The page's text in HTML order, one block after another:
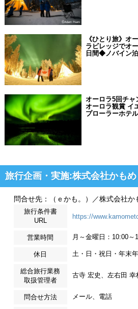
《ひとり旅》オ
ラビレッジでオ
日間◆ノバイン
オーロラ5回チャ
オーロラ観賞 イ
プローラーホテ
旅行企画・実施:株式会社かもめ
問合せ先：（ｅかも。）／株式会社か
旅行条件書
URL
https://
営業時間 月～金曜日：10:00～
休日 土・日・祝日・年末
総合旅行業務
取扱管理者
古寺 宏史、左右田 幸
問合せ方法 メール、電話